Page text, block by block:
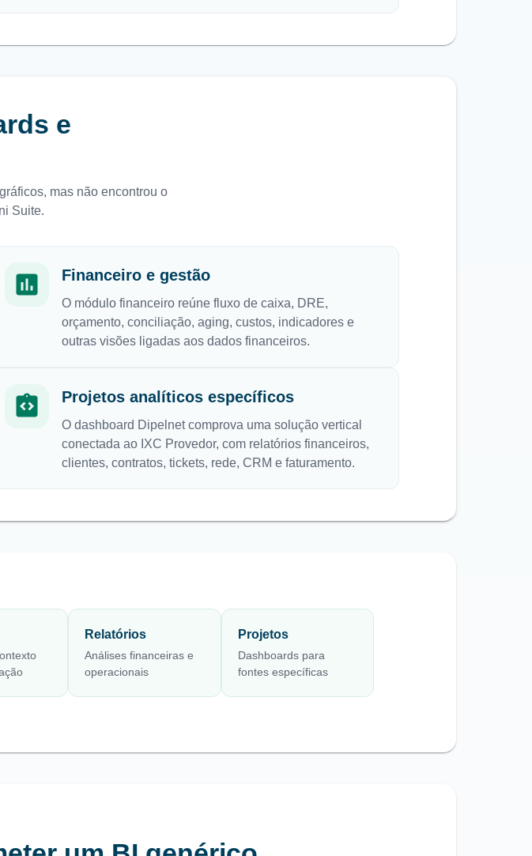
e
mas não encontrou o
Suite.
Financeiro e gestão
O módulo financeiro reúne fluxo de caixa, DRE,
orçamento, conciliação, aging, custos, indicadores e
outras visões ligadas aos dados financeiros.
Projetos analíticos específicos
O dashboard Dipelnet comprova uma solução vertical
conectada ao IXC Provedor, com relatórios financeiros,
clientes, contratos, tickets, rede, CRM e faturamento.
Relatórios
Análises financeiras e
operacionais
Projetos
Dashboards para
fontes específicas